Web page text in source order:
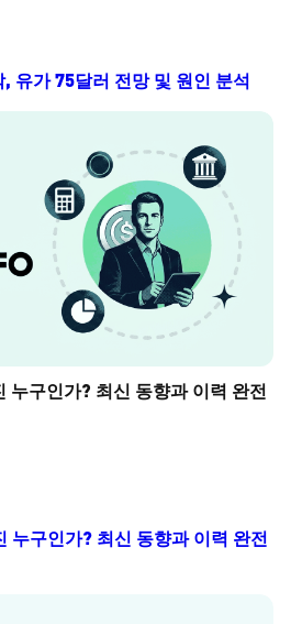
유가 75달러 전망 및 원인 분석
누구인가? 최신 동향과 이력 완전
누구인가? 최신 동향과 이력 완전